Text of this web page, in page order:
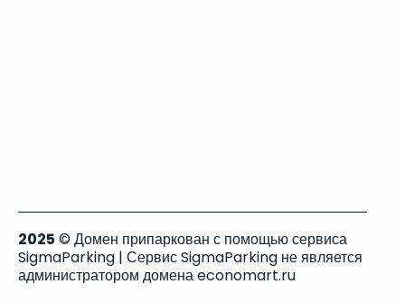
2025 © Домен припаркован с помощью сервиса
SigmaParking | Сервис SigmaParking не является
администратором домена economart.ru